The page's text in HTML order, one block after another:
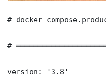
# docker-
#
version: '3.8'